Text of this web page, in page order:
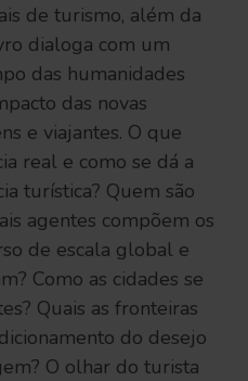
de turismo, além da
dialoga com um
das humanidades
das novas
e viajantes. O que
real e como se dá a
turística? Quem são
agentes compõem os
de escala global e
Como as cidades se
Quais as fronteiras
do desejo
O olhar do turista